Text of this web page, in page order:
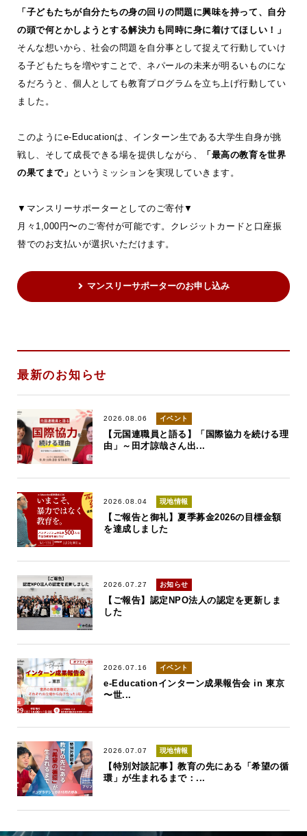
「子どもたちが自分たちの身の回りの問題に興味を持って、自分
の頭で何とかしようとする解決力も同時に身に着けてほしい！」
そんな想いから、社会の問題を自分事として捉えて行動していけ
る子どもたちを増やすことで、ネパールの未来が明るいものにな
るだろうと、個人としても教育プログラムを立ち上げ行動してい
ました。
このようにe-Educationは、インターン生である大学生自身が挑
戦し、そして成長できる場を提供しながら、
「最高の教育を世界
の果てまで」 というミッションを実現していきます。
▼マンスリーサポーターとしてのご寄付▼
月々1,000円〜のご寄付が可能です。クレジットカードと口座振
替でのお支払いが選択いただけます。
マンスリーサポーターのお申し込み
最新のお知らせ
2026.08.06 イベント
【元国連職員と語る】「国際協力を続ける理
由」～田才諒哉さん出...
2026.08.04 現地情報
【ご報告と御礼】夏季募金2026の目標金額
を達成しました
2026.07.27 お知らせ
【ご報告】認定NPO法人の認定を更新しま
した
2026.07.16 イベント
e-Educationインターン成果報告会 in 東京
〜世...
2026.07.07 現地情報
【特別対談記事】教育の先にある「希望の循
環」が生まれるまで：...